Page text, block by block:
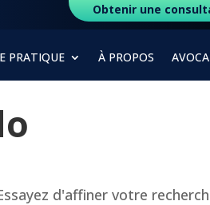
Obtenir une
PRATIQUE À PROPOS
d'affiner votre